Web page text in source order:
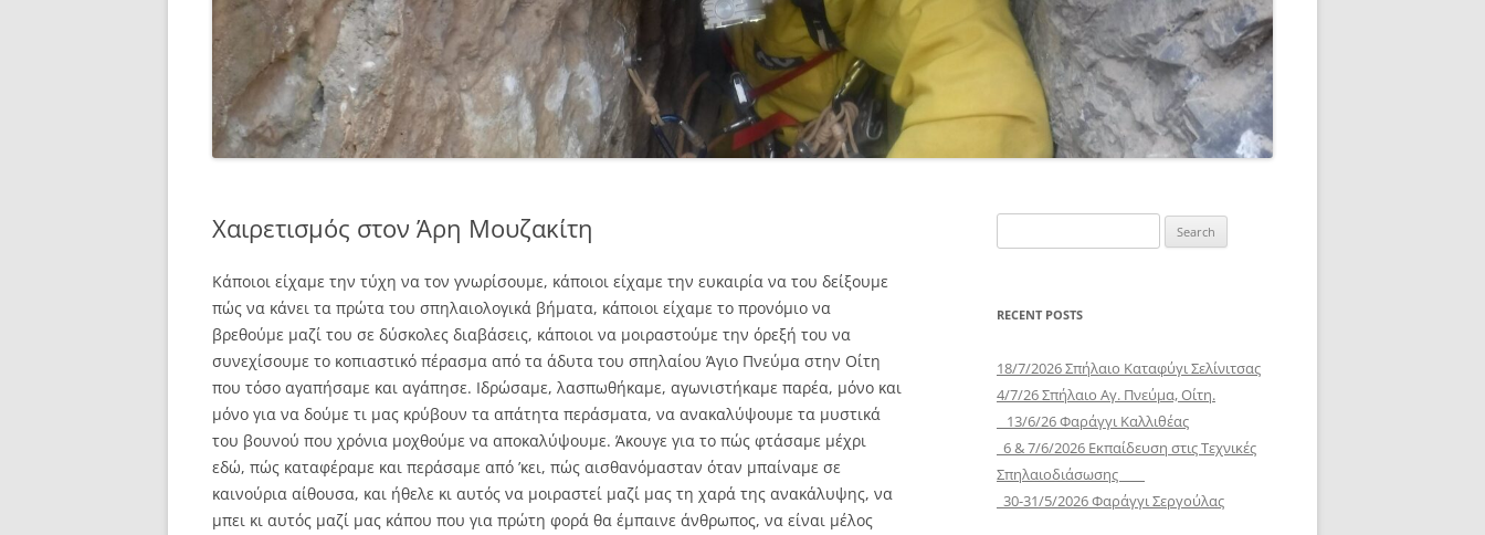
Χαιρετισμός στον Άρη Μουζακίτη
Κάποιοι είχαμε την τύχη να τον γνωρίσουμε, κάποιοι είχαμε την ευκαιρία να του δείξουμε
πώς να κάνει τα πρώτα του σπηλαιολογικά βήματα, κάποιοι είχαμε το προνόμιο να
βρεθούμε μαζί του σε δύσκολες διαβάσεις, κάποιοι να μοιραστούμε την όρεξή του να
συνεχίσουμε το κοπιαστικό πέρασμα από τα άδυτα του σπηλαίου Άγιο Πνεύμα στην Οίτη
που τόσο αγαπήσαμε και αγάπησε. Ιδρώσαμε, λασπωθήκαμε, αγωνιστήκαμε παρέα, μόνο και
μόνο για να δούμε τι μας κρύβουν τα απάτητα περάσματα, να ανακαλύψουμε τα μυστικά
του βουνού που χρόνια μοχθούμε να αποκαλύψουμε. Άκουγε για το πώς φτάσαμε μέχρι
εδώ, πώς καταφέραμε και περάσαμε από ’κει, πώς αισθανόμασταν όταν μπαίναμε σε
καινούρια αίθουσα, και ήθελε κι αυτός να μοιραστεί μαζί μας τη χαρά της ανακάλυψης, να
μπει κι αυτός μαζί μας κάπου που για πρώτη φορά θα έμπαινε άνθρωπος, να είναι μέλος
for:
RECENT POSTS
18/7/2026 Σπήλαιο Καταφύγι Σελίνιτσας
4/7/26 Σπήλαιο Αγ. Πνεύμα, Οίτη.
13/6/26 Φαράγγι Καλλιθέας
6 & 7/6/2026 Εκπαίδευση στις Τεχνικές
Σπηλαιοδιάσωσης
30-31/5/2026 Φαράγγι Σεργούλας